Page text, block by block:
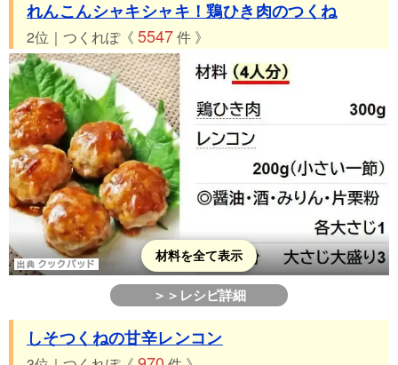
れんこんシャキシャキ！鶏ひき肉のつくね
2位｜つくれぽ《 5547件 》
材料を全て表示
＞＞レシピ詳細
しそつくねの甘辛レンコン